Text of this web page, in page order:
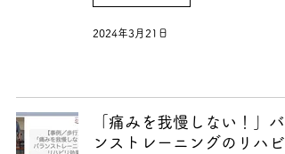
2024年3月21日
「痛みを我慢しない！」バ
ンストレーニングのリハビ